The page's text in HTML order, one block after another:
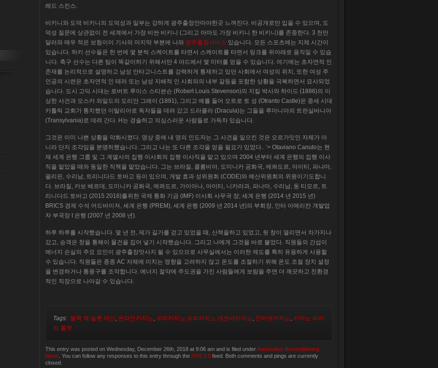
레드 스킨스.
비키니와 도덕 비키니의 도덕성과 일부는 강하게 광주출장안마야한곳 느껴진다. 비공개로만 입을 수 있으며, 도
덕성 질문에 상관없이 전 세계에서 가장 비싼 비키니 (그리고 아마도 가장 비키니 한 비키니)를 존중한다. 3 천만
달러와 매우 적은 보험이이 기사의 마지막 부분에 나와 광주출장서비스 있습니다. 모든 스포츠에는 지체 시간이
있습니다. 하키 선수들은 한 번에 몇 분씩 스케이트를 타면서 스케이트를 타면서 링크를 위아래로 움직일 수 있습
니다. 축구 선수는 다른 팀이 똑같이하기 위해서만 4 야드에서 몇 미터를 얻을 수 있습니다. 여기에는 초자연적 인
존재를 논리적으로 설명하고 남성 안타고니스트를 강력하게 통제하고 있던 사회에서 여성의 위치, 또한 여성 주
인공의 시련은 초자연적 인 테러 또는 남성 지배적 인 사회와의 내부 갈등을 포함한 상황을 극복하면서 묘사되었
습니다. 도시 고딕 시대는 로버트 루이스 스티븐슨 (Robert Louis Stevenson)의 지킬 박사와 하이드 (1886)의 이
상한 사건과 오스카 와일드의 도리안 그레이 (1891), 그리고 예를 들어 오트로 토 성 (Otranto Castle)은 중세 시대
카톨릭 교회가 통치했던 이탈리아로 독자들을 데려 갔고 드라큘라 (Dracula)는 그들을 루마니아의 트란실바니아
(Transylvania)로 데려 간다. H는 경솔하고 의심스러운 사람들로 가득차 있습니다.
그것은 이미 나쁜 상황을 악화시켰다. 명상 중에 내 영의 인도자는 그 사건을 일으킨 것은 오르가잇인 자체가 아
니라 단지 조각임을 분명히했습니다. 그리고 나는 또 다른 조각을 얻을 필요가 있었다.. ‘> Otaviano Canuto는 현
재 세계 은행 그룹 및 그 계열사의 집행 이사회의 집행 이사직을 맡고 있으며 2004 년부터 세계 은행의 집행 이사
직을 맡았을 때와 동일한 직책을 맡았습니다. 그는 브라질, 콜롬비아, 도미니카 공화국, 에콰도르, 아이티, 파나마,
필리핀, 수리남, 트리니다드 토바고 등이 있으며, 개발 효과 성위원회 (CODE)와 예산위원회의 위원이기도합니
다. 브라질, 카보 베르데, 도미니카 공화국, 에콰도르, 가이아나, 아이티, 니카라과, 파나마, 수리남, 동 티모르, 트
리니다드 토바고 (2015 2016)를위한 국제 통화 기금 (IMF) 이사회 사무국 장; 세계 은행 (2014 년 2015 년)
BRICS 경제 수석 어드바이저, 세계 은행 (PREM), 세계 은행 (2009 년 2014 년)의 부회장, 인터 아메리칸 개발업
자 부국장 t 은행 (2007 년 2008 년).
하루 하루를 시작했습니다. 몇 년 전, 제가 길가를 걷고 있었을 때, 산책을하고 있었고, 뒷 창이 열리면서 차가지나
갔고, 승객은 창을 통해이 물건을 집어 넣기 시작했습니다. 그리고 나에게 그것을 바로 불었다. 직원들의 간섭이
에너지 손실의 주요 요인이 광주출장맛사지 될 수 있으므로 사무실에서는 이러한 제도를 특히 유용하게 사용할
수 있습니다. 직원들은 종종 AC 자체에 미치는 영향을 고려하지 않고 온도를 조절하기 위해 온도 조절 장치 설정
을 변경하거나 통풍구를 조작합니다. 에너지 절약에 주도권을 가진 사람들에게 보람을 주면 더 깨끗하고 친환경
적인 직장으로 나아갈 수 있습니다.
Tags: 블랙 잭 슬롯 머신 , 온라인카지노, 우리카지노 슈퍼카지노 개츠비카지노, 인터넷카지노, 카지노 바카
라 룰렛
This entry was posted on Wednesday, December 26th, 2018 at 9:06 am and is filed underAutomotive Reconditioning
News . You can follow any responses to this entry through the RSS 2.0 feed. Both comments and pings are currently
closed.